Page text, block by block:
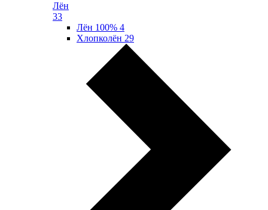
Лён
33
Лён 100% 4
Хлопколён 29